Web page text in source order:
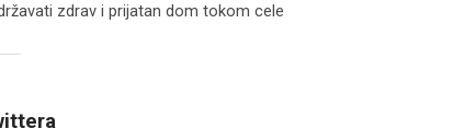
zdrav i prijatan dom tokom cele